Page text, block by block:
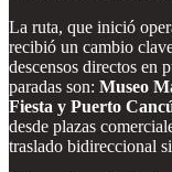
La ruta, que inició
recibió un cambio
descensos directos en
paradas son: Museo
Fiesta y Puerto
desde plazas
traslado bidireccional